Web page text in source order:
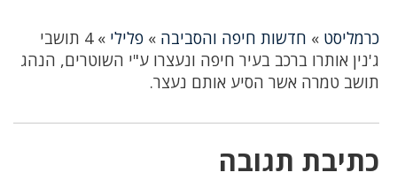
כרמליסט » חדשות חיפה והסביבה » פלילי »
4 תושבי
ג'נין אותרו ברכב בעיר חיפה ונעצרו ע"י השוטרים, הנהג
תושב טמרה אשר הסיע אותם נעצר.
כתיבת תגובה